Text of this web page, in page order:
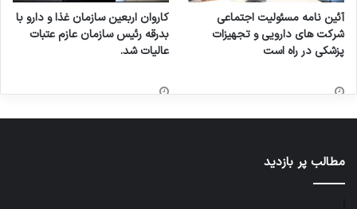
آئین نامه مسئولیت اجتماعی
شرکت های دارویی و تجهیزات
پزشکی در راه است
کاروان اربعین سازمان غذا و دارو با
بدرقه رئیس سازمان عازم عتبات
عالیات شد.
مطالب پر بازدید